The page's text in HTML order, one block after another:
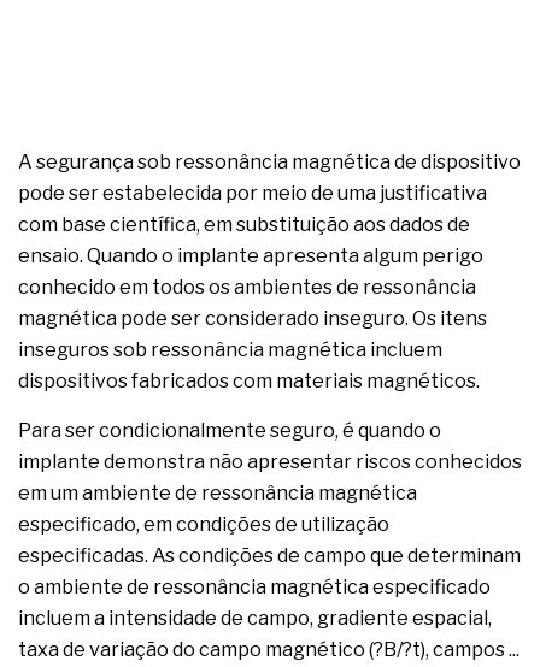
A segurança sob ressonância magnética de dispositivo
pode ser estabelecida por meio de uma justificativa
com base científica, em substituição aos dados de
ensaio. Quando o implante apresenta algum perigo
conhecido em todos os ambientes de ressonância
magnética pode ser considerado inseguro. Os itens
inseguros sob ressonância magnética incluem
dispositivos fabricados com materiais magnéticos.
Para ser condicionalmente seguro, é quando o
implante demonstra não apresentar riscos conhecidos
em um ambiente de ressonância magnética
especificado, em condições de utilização
especificadas. As condições de campo que determinam
o ambiente de ressonância magnética especificado
incluem a intensidade de campo, gradiente espacial,
taxa de variação do campo magnético (?B/?t), campos ...